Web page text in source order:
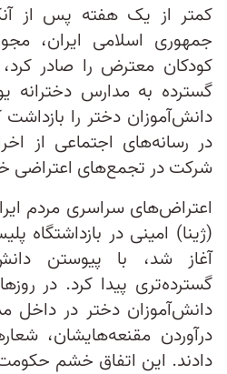
کمتر از یک هفته پس از
جمهوری اسلامی ایران،
کودکان معترض را صادر
گسترده به مدارس دخترانه
دانش‌آموزان دختر را
در رسانه‌های اجتماعی از
شرکت در تجمع‌های اعتراضی
اعتراض‌های سراسری مردم
(ژینا) امینی در بازداشتگاه
آغاز شد، با پیوستن
گسترده‌تری پیدا کرد. در
دانش‌آموزان دختر در داخل
درآوردن مقنعه‌هایشان،
دادند. این اتفاق خشم حکومت